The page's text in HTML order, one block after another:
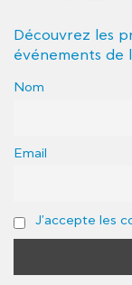
Découvrez les
événements de
Nom
Email
J'accepte les